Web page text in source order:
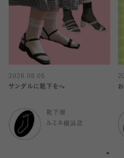
2026.08.05
サンダルに靴下を👡
靴下屋
ルミネ横浜店